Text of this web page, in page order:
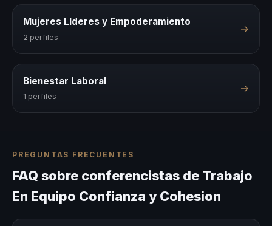
Mujeres Líderes y Empoderamiento
2 perfiles
→
Bienestar Laboral
1 perfiles
→
PREGUNTAS FRECUENTES
FAQ sobre conferencistas de Trabajo
En Equipo Confianza y Cohesion